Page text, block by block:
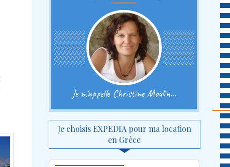
Je m'appelle Christine Moulin...
Je choisis EXPEDIA pour ma location
en Grèce